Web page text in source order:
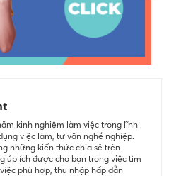
kinh nghiệm làm việc trong lĩnh
việc làm, tư vấn nghề nghiệp.
những kiến thức chia sẻ trên
ích được cho bạn trong việc tìm
phù hợp, thu nhập hấp dẫn